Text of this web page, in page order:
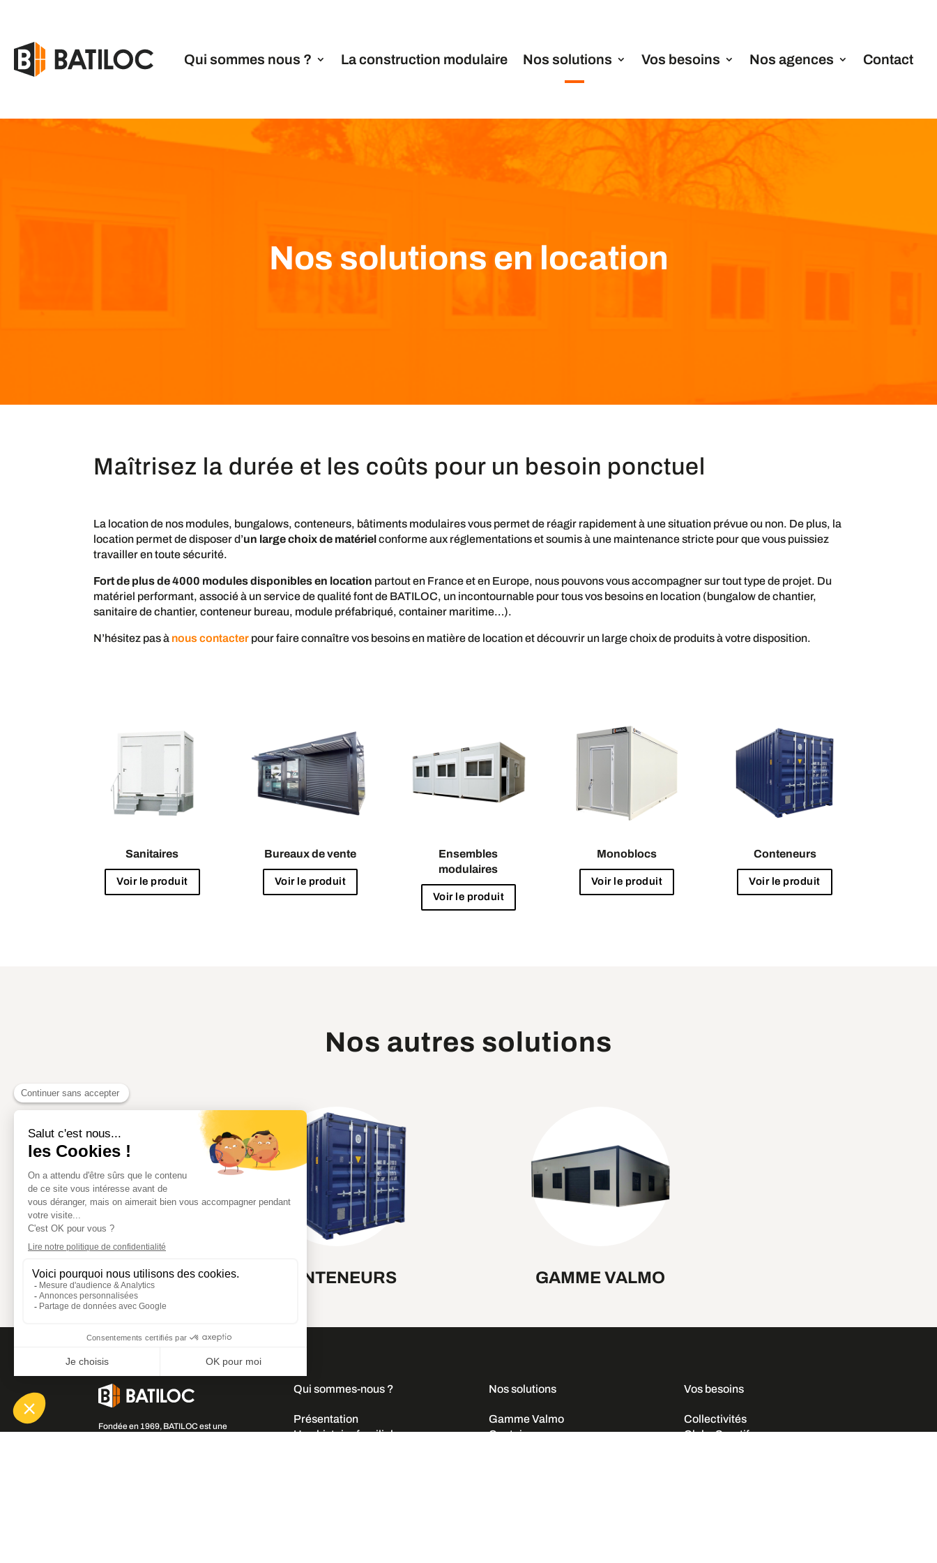
Qui sommes nous ? La construction modulaire Nos solutions Vos besoins Nos agences Contact
Nos solutions en location
Maîtrisez la durée et les coûts pour un besoin ponctuel
La location de nos modules, bungalows, conteneurs, bâtiments modulaires vous permet de réagir rapidement à une situation prévue ou non. De plus, la
location permet de disposer d’un large choix de matérielconforme aux réglementations et soumis à une maintenance stricte pour que vous puissiez
travailler en toute sécurité.
Fort de plus de 4000 modules disponibles en location partout en France et en Europe, nous pouvons vous accompagner sur tout type de projet. Du
matériel performant, associé à un service de qualité font de BATILOC, un incontournable pour tous vos besoins en location (bungalow de chantier,
sanitaire de chantier, conteneur bureau, module préfabriqué, container maritime…).
N’hésitez pas à nous contacter pour faire connaître vos besoins en matière de location et découvrir un large choix de produits à votre disposition.
Sanitaires
Voir le produit
Bureaux de vente
Voir le produit
Ensembles
modulaires
Voir le produit
Monoblocs
Voir le produit
Conteneurs
Voir le produit
Nos autres solutions
CONTENEURS GAMME VALMO
Fondée en 1969, BATILOC est une
Qui sommes-nous ?
Présentation
Une histoire familiale
Nos solutions
Gamme Valmo
Containers
Vos besoins
Collectivités
Clubs Sportifs